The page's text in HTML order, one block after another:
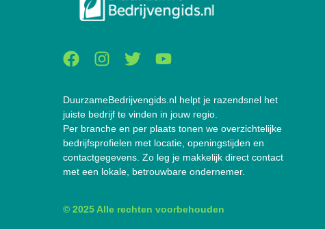
DuurzameBedrijvengids.nl helpt je razendsnel het
juiste bedrijf te vinden in jouw regio.
Per branche en per plaats tonen we overzichtelijke
bedrijfsprofielen met locatie, openingstijden en
contactgegevens. Zo leg je makkelijk direct contact
met een lokale, betrouwbare ondernemer.
© 2025 Alle rechten voorbehouden